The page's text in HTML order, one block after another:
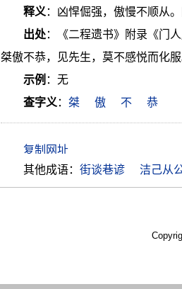
释义：凶悍倔强，傲慢不顺从。
出处：《二程遗书》附录《门
桀傲不恭，见先生，莫不感悦而化服
示例 ：无
查字义： 桀 傲 不 恭
其他成语： 街谈巷谚 洁己从